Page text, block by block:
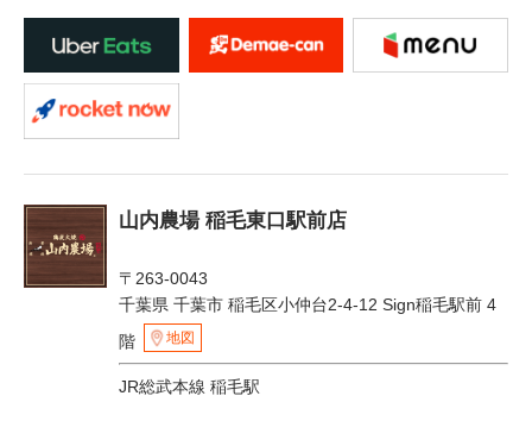
山内農場 稲毛東口駅前店
〒263-0043
千葉県 千葉市 稲毛区小仲台2-4-12 Sign稲毛駅前 4
階
地図
JR総武本線 稲毛駅